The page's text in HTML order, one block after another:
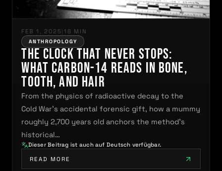
FEB 1, 2025 | 18 MIN
ANTHROPOLOGY
The Clock That Never Stops:
What Carbon-14 Reads in Bone,
Tooth, and Hair
From the physics of radioactive decay to the
Cold War's accidental forensic gift, how a mummy
roughly 2,700 years old anchors the method's
historical…
Dieser Beitrag ist auch auf Deutsch verfügbar.
READ MORE